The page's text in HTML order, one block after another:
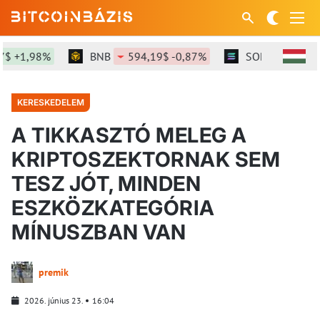
BNB 594,19$ -0,87% SOL 73,76$
KERESKEDELEM
A TIKKASZTÓ MELEG A
KRIPTOSZEKTORNAK SEM
TESZ JÓT, MINDEN
ESZKÖZKATEGÓRIA
MÍNUSZBAN VAN
premik
2026. június 23.
16:04